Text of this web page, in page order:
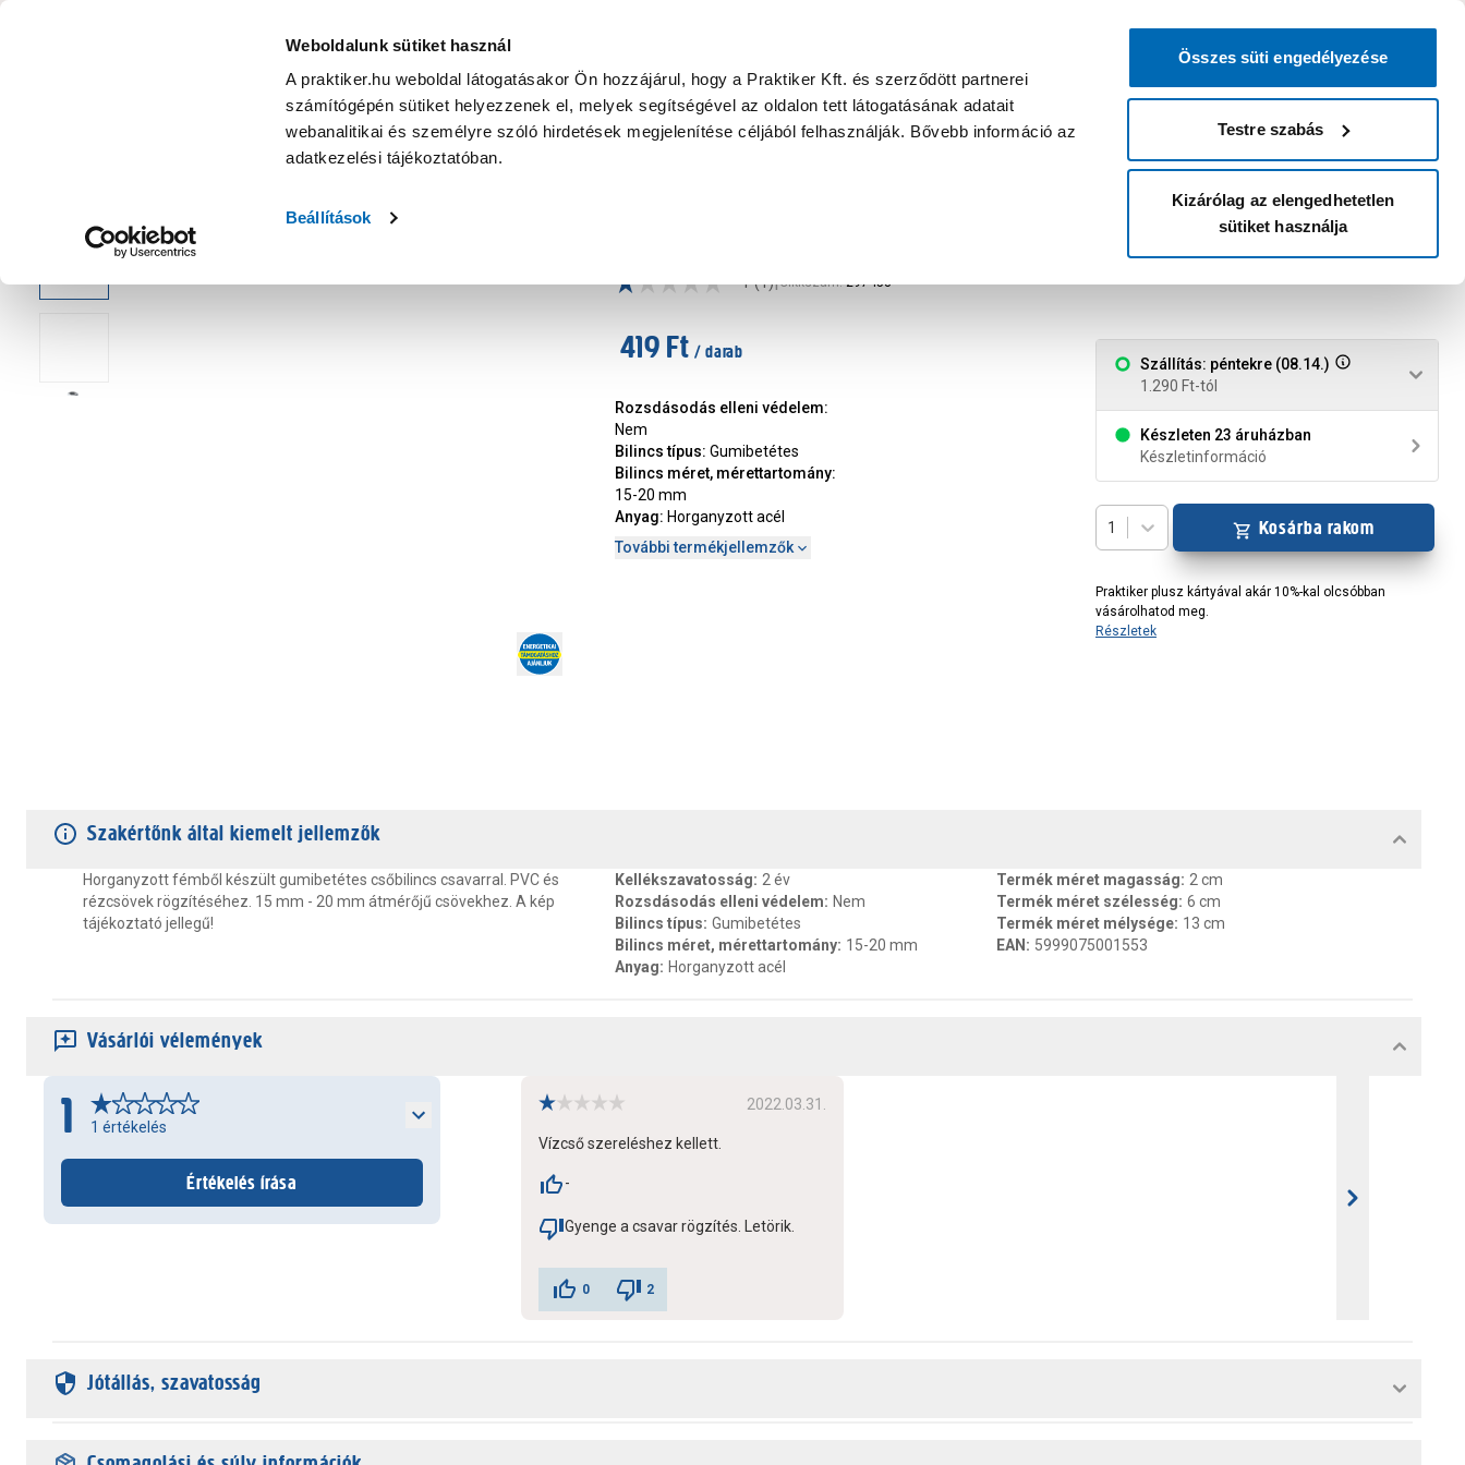
Weboldalunk sütiket használ
A praktiker.hu weboldal látogatásakor Ön hozzájárul, hogy a Praktiker Kft. és szerződött partnerei
számítógépén sütiket helyezzenek el, melyek segítségével az oldalon tett látogatásának adatait
webanalitikai és személyre szóló hirdetések megjelenítése céljából felhasználják. Bővebb információ az
adatkezelési tájékoztatóban.
Beállítások
Összes süti engedélyezése
Testre szabás
Kizárólag az elengedhetetlen
sütiket használja
KATEGÓRIÁK
bejelentkezni?
Belépés Listáim
Nyereményjáték Praktiker Professional Szakiajánló Ügyintézés és Információ Áruházak és szolgáltatások
Csőbilincs+csavar 15-20mm, horganyzott, gumibetéttel
1 (1)|Cikkszám: 297458
419 Ft / darab
Rozsdásodás elleni védelem:
Nem
Bilincs típus: Gumibetétes
Bilincs méret, mérettartomány:
15-20 mm
Anyag: Horganyzott acél
További termékjellemzők
Szállítás: péntekre (08.14.)
1.290 Ft-tól
Készleten 23 áruházban
Készletinformáció
1 Kosárba rakom
Praktiker plusz kártyával akár 10%-kal olcsóbban
vásárolhatod meg.
Részletek
Szakértőnk által kiemelt jellemzők
Horganyzott fémből készült gumibetétes csőbilincs csavarral. PVC és
rézcsövek rögzítéséhez. 15 mm - 20 mm átmérőjű csövekhez. A kép
tájékoztató jellegű!
Kellékszavatosság: 2 év
Rozsdásodás elleni védelem: Nem
Bilincs típus: Gumibetétes
Bilincs méret, mérettartomány: 15-20 mm
Anyag: Horganyzott acél
Termék méret magasság: 2 cm
Termék méret szélesség: 6 cm
Termék méret mélysége: 13 cm
EAN : 5999075001553
Vásárlói vélemények
1 1 értékelés
Értékelés írása
2022.03.31.
Vízcső szereléshez kellett.
-
Gyenge a csavar rögzítés. Letörik.
0 2
Jótállás, szavatosság